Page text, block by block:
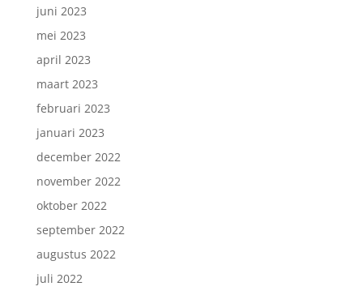
juni 2023
mei 2023
april 2023
maart 2023
februari 2023
januari 2023
december 2022
november 2022
oktober 2022
september 2022
augustus 2022
juli 2022